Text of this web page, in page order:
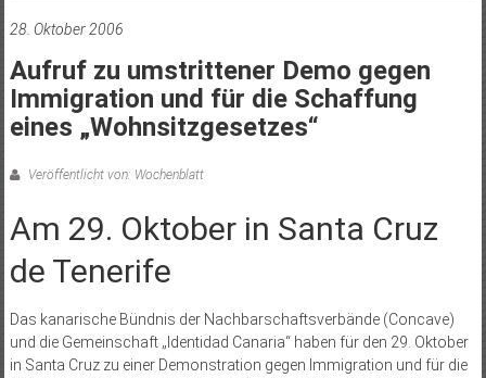
28. Oktober 2006
Aufruf zu umstrittener Demo gegen
Immigration und für die Schaffung
eines „Wohnsitzgesetzes“
Veröffentlicht von: Wochenblatt
Am 29. Oktober in Santa Cruz
de Tenerife
Das kanarische Bündnis der Nachbarschaftsverbände (Concave)
und die Gemeinschaft „Identidad Canaria“ haben für den 29. Oktober
in Santa Cruz zu einer Demonstration gegen Immigration und für die